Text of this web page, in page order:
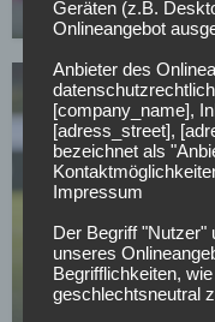
07.05.2026
Wer kann sich am
Abstiegskampf
01.05.2026
Geräten (z.B.
Onlineangebot
Anbieter des
[company_name],
[adress_street],
bezeichnet als
Impressum
Der Begriff "Nutzer"
unseres
Begrifflichkeiten,
geschlechtsneutral